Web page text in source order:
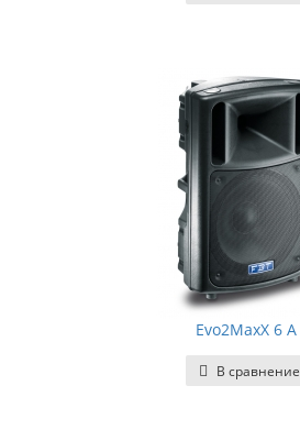
Evo2MaxX 6 A
В сравнение